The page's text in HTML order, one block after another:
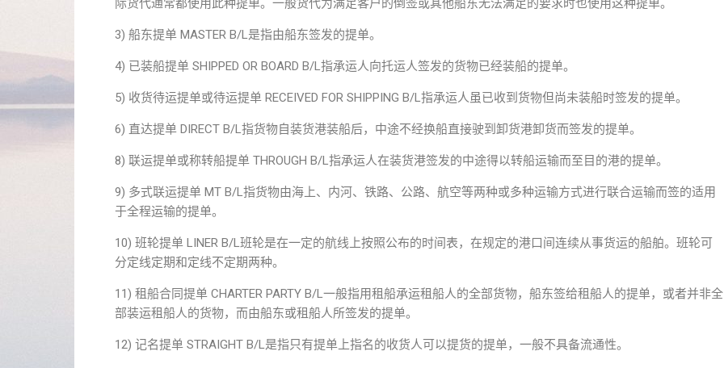
际货代通常都使用此种提单。一般货代为满足客户的倒签或其他船东无法满足的要求时也使用这种提单。
3) 船东提单 MASTER B/L是指由船东签发的提单。
4) 已装船提单 SHIPPED OR BOARD B/L指承运人向托运人签发的货物已经装船的提单。
5) 收货待运提单或待运提单 RECEIVED FOR SHIPPING B/L指承运人虽已收到货物但尚未装船时签发的提单。
6) 直达提单 DIRECT B/L指货物自装货港装船后，中途不经换船直接驶到卸货港卸货而签发的提单。
8) 联运提单或称转船提单 THROUGH B/L指承运人在装货港签发的中途得以转船运输而至目的港的提单。
9) 多式联运提单 MT B/L指货物由海上、内河、铁路、公路、航空等两种或多种运输方式进行联合运输而签的适用
于全程运输的提单。
10) 班轮提单 LINER B/L班轮是在一定的航线上按照公布的时间表，在规定的港口间连续从事货运的船舶。班轮可
分定线定期和定线不定期两种。
11) 租船合同提单 CHARTER PARTY B/L一般指用租船承运租船人的全部货物，船东签给租船人的提单，或者并非全
部装运租船人的货物，而由船东或租船人所签发的提单。
12) 记名提单 STRAIGHT B/L是指只有提单上指名的收货人可以提货的提单，一般不具备流通性。